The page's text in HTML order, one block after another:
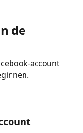
de
account